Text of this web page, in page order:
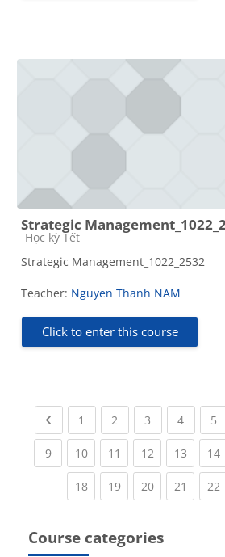
Strategic
Course category
Học kỳ Tết
Strategic Management_1022_2532
Teacher: Nguyen Thanh NAM
Click to enter this course
Previous page
1 (current)
2 (current)
3 (current)
4(current)
5
9(current)
10(current)
11 (current)
12(current)
13(current)
14
18(current)
19(current)
20(current)
21 (current)
22
Course categories